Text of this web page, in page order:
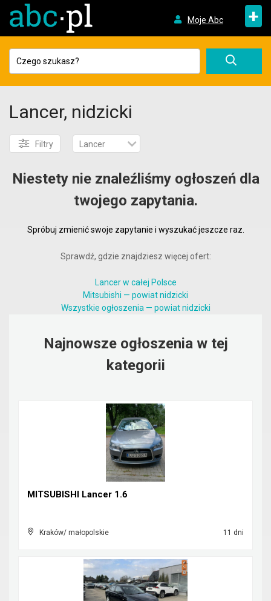
Moje Abc +
Lancer, nidzicki
Filtry Lancer
Niestety nie znaleźliśmy ogłoszeń dla
twojego zapytania.
Spróbuj zmienić swoje zapytanie i wyszukać jeszcze raz.
Sprawdź, gdzie znajdziesz więcej ofert:
Lancer w całej Polsce
Mitsubishi — powiat nidzicki
Wszystkie ogłoszenia — powiat nidzicki
Najnowsze ogłoszenia w tej
kategorii
MITSUBISHI Lancer 1.6
Kraków/ małopolskie 11 dni